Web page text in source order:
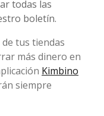
todas las
boletín.
tus tiendas
más dinero en
Kimbino
siempre